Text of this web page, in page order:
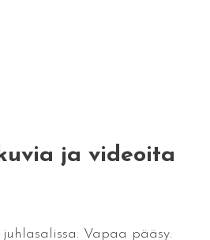
ja videoita
Vapaa pääsy.